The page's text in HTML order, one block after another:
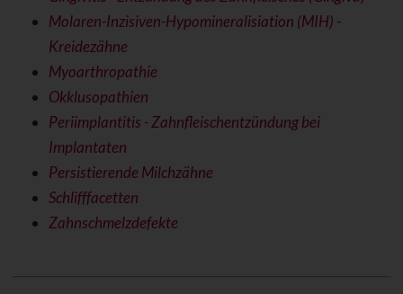
Molaren-Inzisiven-Hypomineralisiation (MIH) -
Kreidezähne
Myoarthropathie
Okklusopathien
Periimplantitis - Zahnfleischentzündung bei
Implantaten
Persistierende Milchzähne
Schlifffacetten
Zahnschmelzdefekte